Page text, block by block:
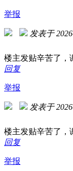
举报
发表于
楼主发贴辛苦了，
回复
举报
发表于
楼主发贴辛苦了，
回复
举报